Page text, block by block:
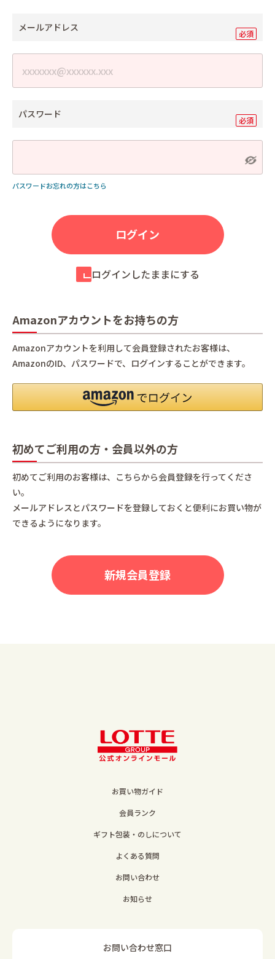
メールアドレス
パスワード
パスワードお忘れの方はこちら
ログインしたままにする
Amazonアカウントをお持ちの方
Amazonアカウントを利用して会員登録されたお客様は、
AmazonのID、パスワードで、ログインすることができます。
初めてご利用の方・会員以外の方
初めてご利用のお客様は、こちらから会員登録を行ってくださ
い。
メールアドレスとパスワードを登録しておくと便利にお買い物が
できるようになります。
お買い物ガイド
会員ランク
ギフト包装・のしについて
よくある質問
お問い合わせ
お知らせ
お問い合わせ窓口